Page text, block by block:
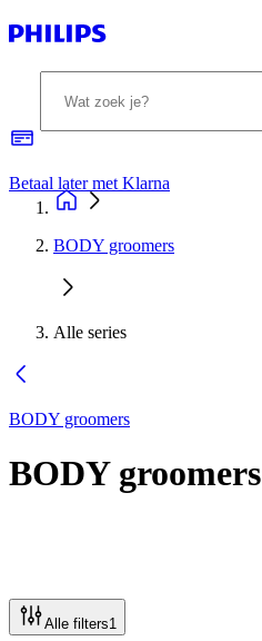
Betaal later met Klarna
BODY groomers
Alle series
BODY groomers
BODY groomers
Alle filters1